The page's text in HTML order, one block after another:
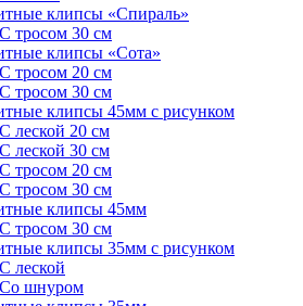
клипсы «Спираль»
С тросом 30 см
клипсы «Сота»
С тросом 20 см
С тросом 30 см
клипсы 45мм с рисунком
С леской 20 см
С леской 30 см
С тросом 20 см
С тросом 30 см
клипсы 45мм
С тросом 30 см
клипсы 35мм с рисунком
С леской
Со шнуром